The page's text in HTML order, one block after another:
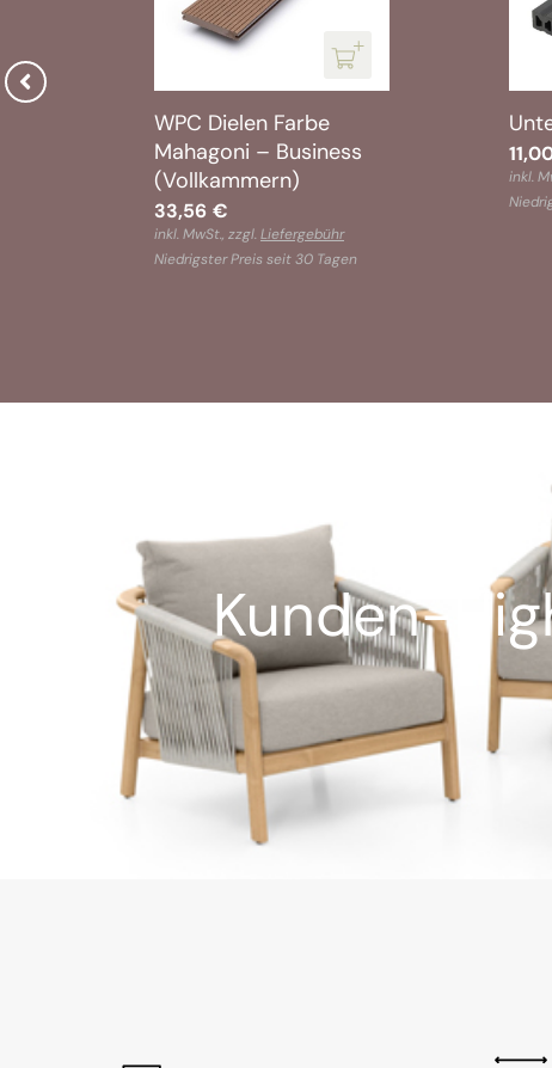
WPC Dielen Farbe
Mahagoni – Business
(Vollkammern)
33,56 €
inkl. MwSt., zzgl.Liefergebühr
Niedrigster Preis seit 30 Tagen
inkl.
Kunden-